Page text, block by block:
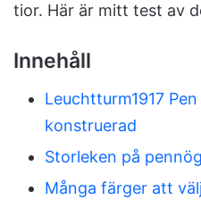
tior. Här är mitt test av
Innehåll
Leuchtturm1917
konstruerad
Storleken på
Många färger att